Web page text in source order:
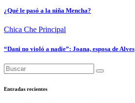
¿Qué le pasó a la niña Mencha?
Chica Che Principal
“Dani no violó a nadie”: Joana, esposa de Alves
Entradas recientes